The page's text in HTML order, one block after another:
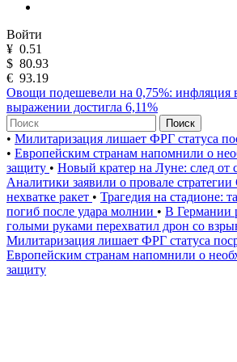
Войти
¥ 0.51
$ 80.93
€ 93.19
Овощи подешевели на 0,75%: инфляция
выражении достигла 6,11%
Поиск
• Милитаризация лишает ФРГ статуса
• Европейским странам напомнили о
защиту • Новый кратер на Луне: след от
Аналитики заявили о провале
нехватке ракет • Трагедия на стадионе:
погиб после удара молнии • В Германии
голыми руками перехватил дрон со
Милитаризация лишает ФРГ статуса
Европейским странам напомнили о
защиту